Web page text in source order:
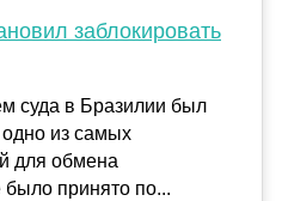
заблокировать
суда в Бразилии был
одно из самых
для обмена
принято по...